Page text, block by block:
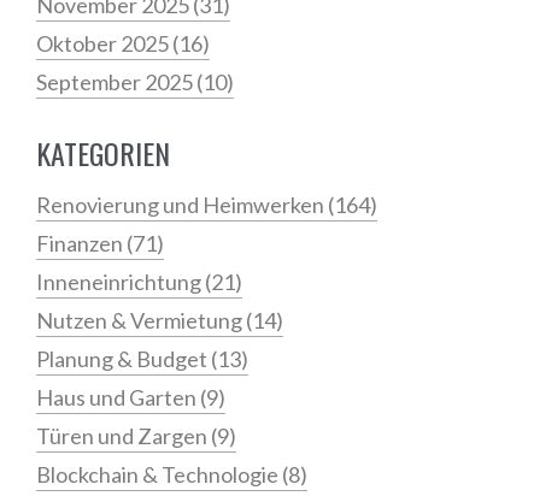
Oktober 2025(16)
September 2025(10)
KATEGORIEN
Renovierung und Heimwerken (164)
Finanzen (71)
Inneneinrichtung(21)
Nutzen & Vermietung(14)
Planung & Budget (13)
Haus und Garten (9)
Türen und Zargen (9)
Blockchain & Technologie (8)